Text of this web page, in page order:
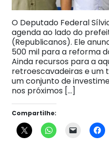
O Deputado Federal
agenda ao lado do
(Republicanos). Ele
500 mil para a reforma
Ainda recursos para a
retroescavadeiras e um
um conjunto de
nos próximos […]
Compartilhe: